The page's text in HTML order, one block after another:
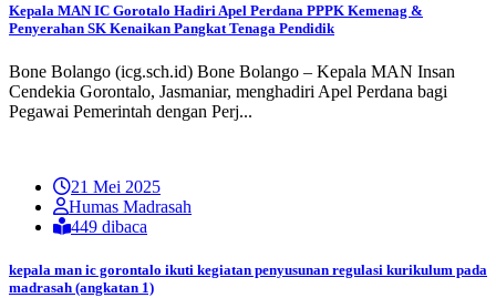
Kepala MAN IC Gorotalo Hadiri Apel Perdana PPPK Kemenag &
Penyerahan SK Kenaikan Pangkat Tenaga Pendidik
Bone Bolango (icg.sch.id) Bone Bolango – Kepala MAN Insan
Cendekia Gorontalo, Jasmaniar, menghadiri Apel Perdana bagi
Pegawai Pemerintah dengan Perj...
21 Mei 2025
Humas Madrasah
449 dibaca
kepala man ic gorontalo ikuti kegiatan penyusunan regulasi kurikulum pada
madrasah (angkatan 1)